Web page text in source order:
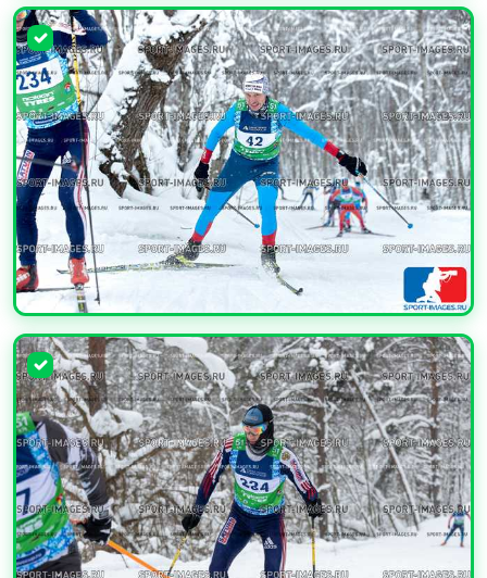
УВЕЛИЧИТЬ
УВЕЛИЧИТЬ